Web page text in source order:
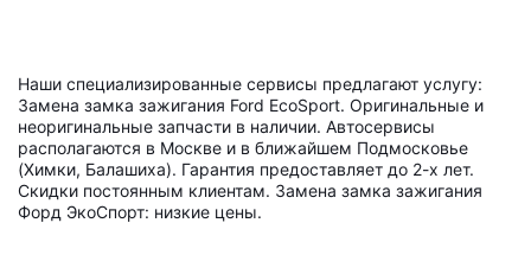
Наши специализированные сервисы предлагают услугу:
Замена замка зажигания Ford EcoSport. Оригинальные и
неоригинальные запчасти в наличии. Автосервисы
располагаются в Москве и в ближайшем Подмосковье
(Химки, Балашиха). Гарантия предоставляет до 2-х лет.
Скидки постоянным клиентам. Замена замка зажигания
Форд ЭкоСпорт: низкие цены.